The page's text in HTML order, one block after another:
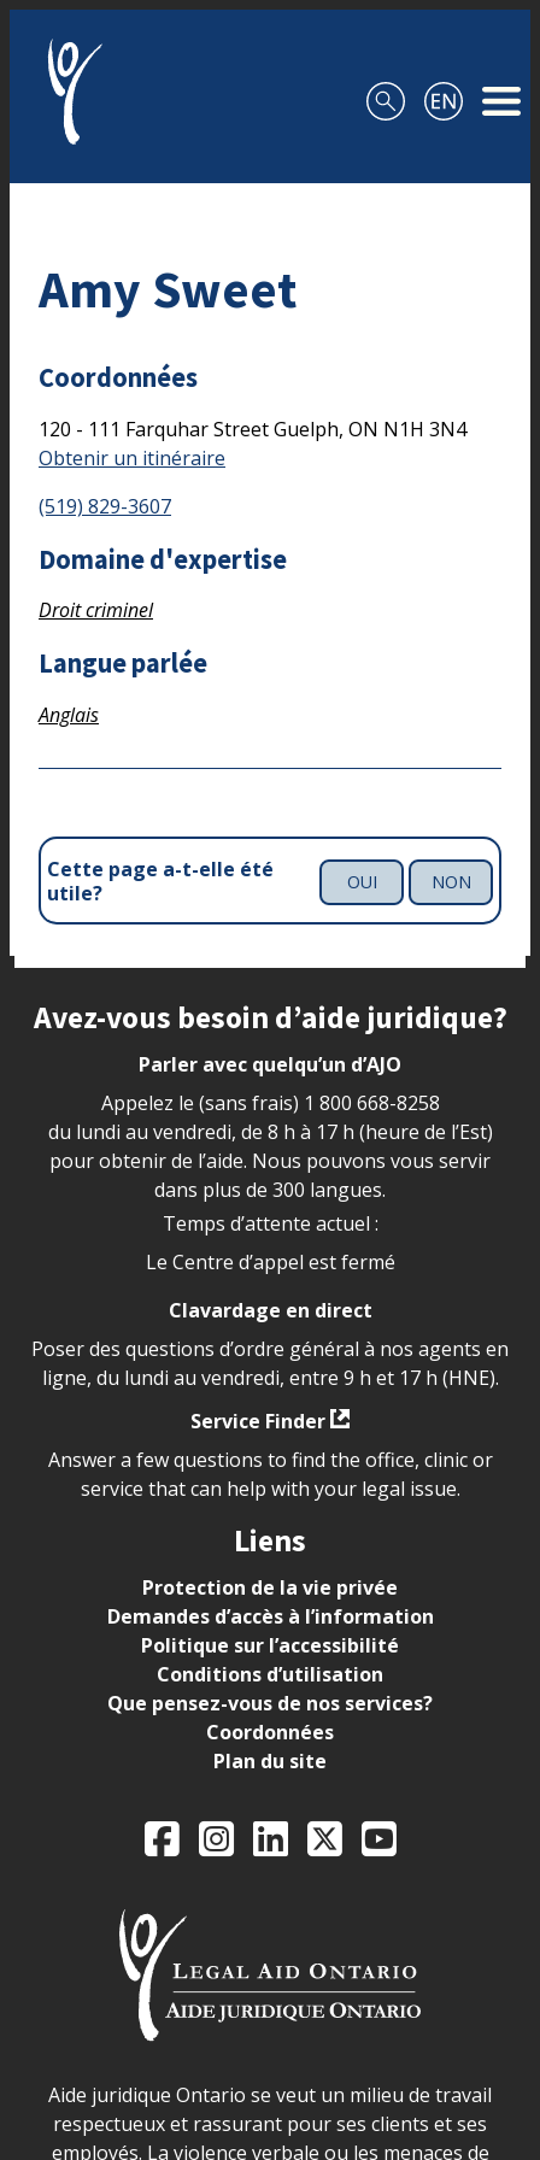
Amy Sweet
Coordonnées
120 - 111 Farquhar StreetGuelph, ON N1H 3N4
Obtenir un itinéraire
(519) 829-3607
Domaine d'expertise
Droit criminel
Langue parlée
Anglais
Cette page a-t-elle été
utile?
OUI NON
Site footer
Avez-vous besoin d’aide juridique?
Parler avec quelqu’un d’AJO
Appelez le (sans frais) 1 800 668-8258
du lundi au vendredi, de 8 h à 17 h (heure de l’Est)
pour obtenir de l’aide. Nous pouvons vous servir
dans plus de 300 langues.
Temps d’attente actuel :
Le Centre d’appel est fermé
Clavardage en direct
Poser des questions d’ordre général à nos agents en
ligne, du lundi au vendredi, entre 9 h et 17 h (HNE).
Service Finder
Answer a few questions to find the office, clinic or
service that can help with your legal issue.
Liens
Protection de la vie privée
Demandes d’accès à l’information
Politique sur l’accessibilité
Conditions d’utilisation
Que pensez-vous de nos services?
Coordonnées
Plan du site
Legal Aid Ontario
FacebookInstagram
LinkedIn
X YouTube
Déclaration sur la sécurité dans les locaux d'AJO.
Aide juridique Ontario se veut un milieu de travail
respectueux et rassurant pour ses clients et ses
employés. La violence verbale ou les menaces de